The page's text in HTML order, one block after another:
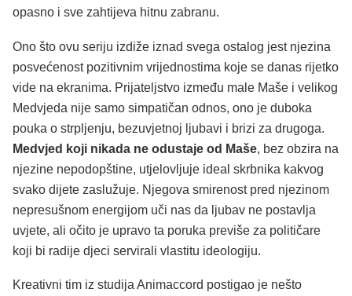
opasno i sve zahtijeva hitnu zabranu.
Ono što ovu seriju izdiže iznad svega ostalog jest njezina
posvećenost pozitivnim vrijednostima koje se danas rijetko
vide na ekranima. Prijateljstvo između male Maše i velikog
Medvjeda nije samo simpatičan odnos, ono je duboka
pouka o strpljenju, bezuvjetnoj ljubavi i brizi za drugoga.
Medvjed koji nikada ne odustaje od Maše, bez obzira na
njezine nepodopštine, utjelovljuje ideal skrbnika kakvog
svako dijete zaslužuje. Njegova smirenost pred njezinom
nepresušnom energijom uči nas da ljubav ne postavlja
uvjete, ali očito je upravo ta poruka previše za političare
koji bi radije djeci servirali vlastitu ideologiju.
Kreativni tim iz studija Animaccord postigao je nešto